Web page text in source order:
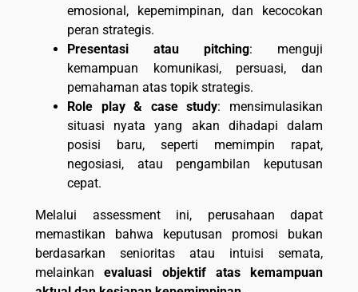
emosional, kepemimpinan, dan kecocokan
peran strategis.
Presentasi atau pitching: menguji
kemampuan komunikasi, persuasi, dan
pemahaman atas topik strategis.
Role play & case study: mensimulasikan
situasi nyata yang akan dihadapi dalam
posisi baru, seperti memimpin rapat,
negosiasi, atau pengambilan keputusan
cepat.
Melalui assessment ini, perusahaan dapat
memastikan bahwa keputusan promosi bukan
berdasarkan senioritas atau intuisi semata,
melainkanevaluasi objektif atas kemampuan